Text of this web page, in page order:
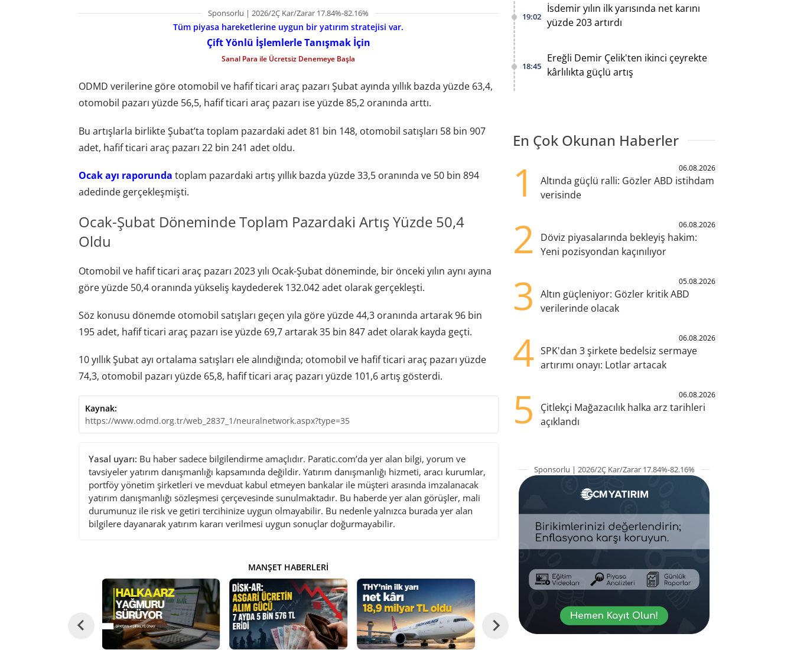
Sponsorlu | 2026/2Ç Kar/Zarar 17.84%-82.16%
Tüm piyasa hareketlerine uygun bir yatırım stratejisi var.
Çift Yönlü İşlemlerle Tanışmak İçin
Sanal Para ile Ücretsiz Denemeye Başla
ODMD verilerine göre otomobil ve hafif ticari araç pazarı Şubat ayında yıllık bazda yüzde 63,4,
otomobil pazarı yüzde 56,5, hafif ticari araç pazarı ise yüzde 85,2 oranında arttı.
Bu artışlarla birlikte Şubat’ta toplam pazardaki adet 81 bin 148, otomobil satışları 58 bin 907
adet, hafif ticari araç pazarı 22 bin 241 adet oldu.
Ocak ayı raporunda toplam pazardaki artış yıllık bazda yüzde 33,5 oranında ve 50 bin 894
adedinde gerçekleşmişti.
Ocak-Şubat Döneminde Toplam Pazardaki Artış Yüzde 50,4
Oldu
Otomobil ve hafif ticari araç pazarı 2023 yılı Ocak-Şubat döneminde, bir önceki yılın aynı ayına
göre yüzde 50,4 oranında yükseliş kaydederek 132.042 adet olarak gerçekleşti.
Söz konusu dönemde otomobil satışları geçen yıla göre yüzde 44,3 oranında artarak 96 bin
195 adet, hafif ticari araç pazarı ise yüzde 69,7 artarak 35 bin 847 adet olarak kayda geçti.
10 yıllık Şubat ayı ortalama satışları ele alındığında; otomobil ve hafif ticari araç pazarı yüzde
74,3, otomobil pazarı yüzde 65,8, hafif ticari araç pazarı yüzde 101,6 artış gösterdi.
Kaynak:
https://www.odmd.org.tr/web_2837_1/neuralnetwork.aspx?type=35
Yasal uyarı: Bu haber sadece bilgilendirme amaçlıdır. Paratic.com’da yer alan bilgi, yorum ve
tavsiyeler yatırım danışmanlığı kapsamında değildir. Yatırım danışmanlığı hizmeti, aracı kurumlar,
portföy yönetim şirketleri ve mevduat kabul etmeyen bankalar ile müşteri arasında imzalanacak
yatırım danışmanlığı sözleşmesi çerçevesinde sunulmaktadır. Bu haberde yer alan görüşler, mali
durumunuz ile risk ve getiri tercihinize uygun olmayabilir. Bu nedenle yalnızca burada yer alan
bilgilere dayanarak yatırım kararı verilmesi uygun sonuçlar doğurmayabilir.
MANŞET HABERLERI
19:02
İsdemir yılın ilk yarısında net karını
yüzde 203 artırdı
18:45
Ereğli Demir Çelik'ten ikinci çeyrekte
kârlılıkta güçlü artış
En Çok Okunan Haberler
1 06.08.2026
Altında güçlü ralli: Gözler ABD istihdam
verisinde
2 06.08.2026
Döviz piyasalarında bekleyiş hakim:
Yeni pozisyondan kaçınılıyor
3 05.08.2026
Altın güçleniyor: Gözler kritik ABD
verilerinde olacak
4 06.08.2026
SPK'dan 3 şirkete bedelsiz sermaye
artırımı onayı: Lotlar artacak
5 06.08.2026
Çitlekçi Mağazacılık halka arz tarihleri
açıklandı
Sponsorlu | 2026/2Ç Kar/Zarar 17.84%-82.16%